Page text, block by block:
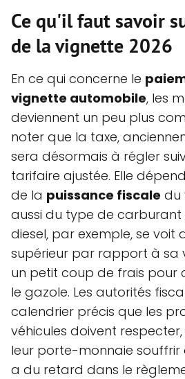
Ce qu'il faut savoir
de la vignette 2026
En ce qui concerne le
vignette automobile, les
deviennent un peu plus
noter que la taxe,
sera désormais à régler
tarifaire ajustée. Elle
de la puissance fiscale du
aussi du type de carburant
diesel, par exemple, se voit
supérieur par rapport à sa
un petit coup de frais pour
le gazole. Les autorités
calendrier précis que les
véhicules doivent
leur porte-monnaie souffrir
a du retard dans le